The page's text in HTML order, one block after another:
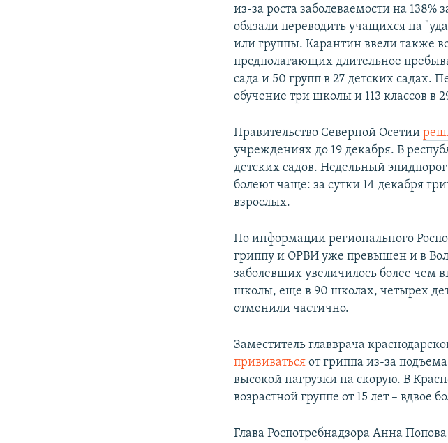
из-за роста заболеваемости на
обязали переводить учащихся на
или группы. Карантин ввели также
предполагающих длительное
сада и 50 групп в 27 детских
обучение три школы и 113 классов в
Правительство Северной Осетии
учреждениях до 19 декабря. В
детских садов. Недельный
болеют чаще: за сутки 14 декабря
взрослых.
По информации регионального
гриппу и ОРВИ уже превышен и в
заболевших увеличилось более чем
школы, еще в 90 школах, четырех
отменили частично.
Заместитель главврача
прививаться от гриппа из-за
высокой нагрузки на скорую. В
возрастной группе от 15 лет – вдвое
Глава Роспотребнадзора Анна